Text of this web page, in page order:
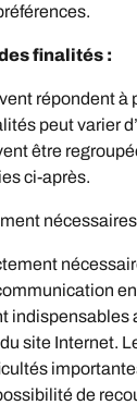
finalités :
répondent à
peut varier
être
ci-après.
nécessaires
indispensables
site Internet.
de